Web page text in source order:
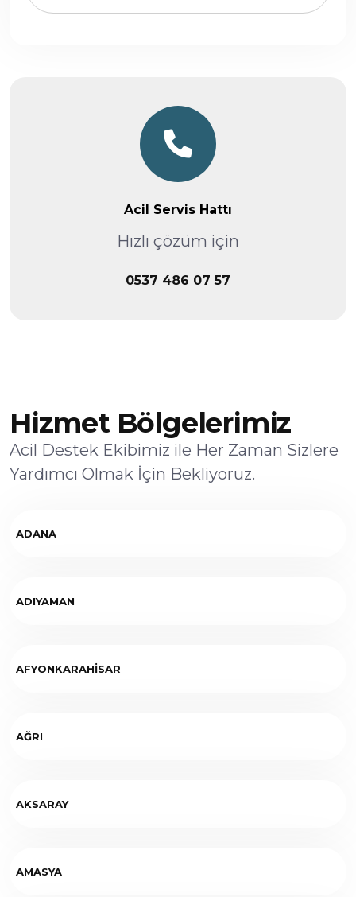
Acil Servis Hattı
Hızlı çözüm için
0537 486 07 57
Hizmet Bölgelerimiz
Acil Destek Ekibimiz ile Her Zaman Sizlere
Yardımcı Olmak İçin Bekliyoruz.
ADANA
ADIYAMAN
AFYONKARAHİSAR
AĞRI
AKSARAY
AMASYA